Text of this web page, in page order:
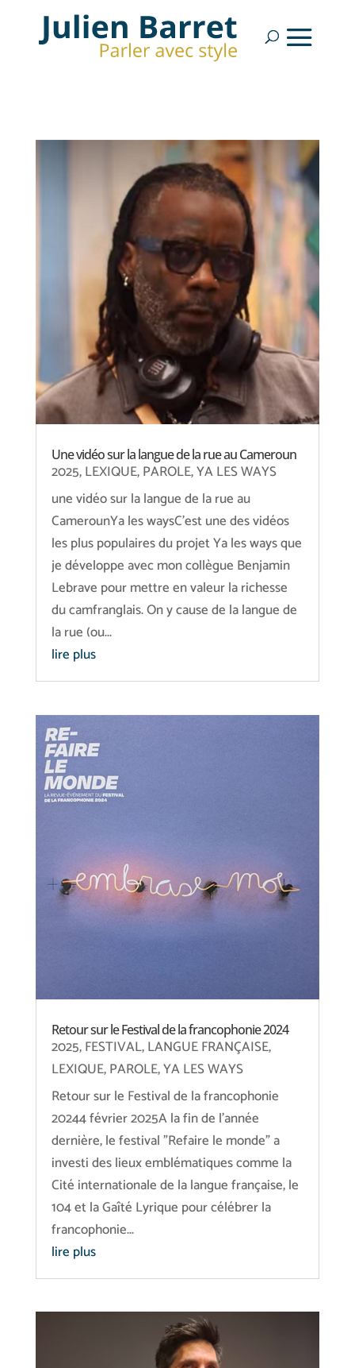
Une vidéo sur la langue de la rue au Cameroun
2025,LEXIQUE,PAROLE,YA LES WAYS
une vidéo sur la langue de la rue au
CamerounYa les waysC'est une des vidéos
les plus populaires du projet Ya les ways que
je développe avec mon collègue Benjamin
Lebrave pour mettre en valeur la richesse
du camfranglais. On y cause de la langue de
la rue (ou...
lire plus
Retour sur le Festival de la francophonie 2024
2025,FESTIVAL,LANGUE FRANÇAISE,
LEXIQUE,PAROLE,YA LES WAYS
Retour sur le Festival de la francophonie
20244 février 2025A la fin de l'année
dernière, le festival "Refaire le monde" a
investi des lieux emblématiques comme la
Cité internationale de la langue française, le
104 et la Gaîté Lyrique pour célébrer la
francophonie...
lire plus